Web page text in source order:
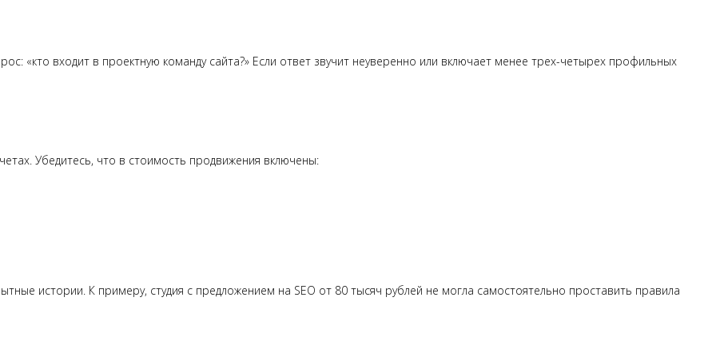
«кто входит в проектную команду сайта?» Если ответ звучит неуверенно или включает менее трех-четырех профильных
Убедитесь, что в стоимость продвижения включены:
истории. К примеру, студия с предложением на SEO от 80 тысяч рублей не могла самостоятельно проставить правила